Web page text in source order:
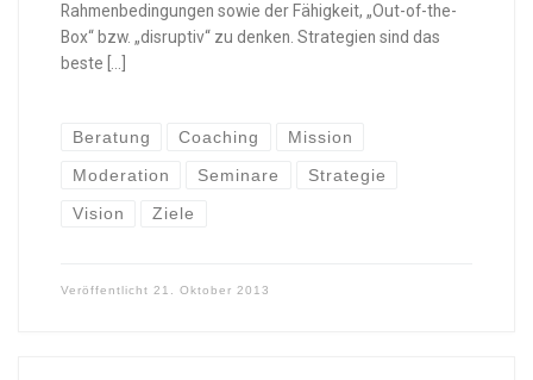
Rahmenbedingungen sowie der Fähigkeit, „Out-of-the-
Box“ bzw. „disruptiv“ zu denken. Strategien sind das
beste […]
Beratung Coaching Mission
Moderation Seminare Strategie
Vision Ziele
Veröffentlicht 21. Oktober 2013